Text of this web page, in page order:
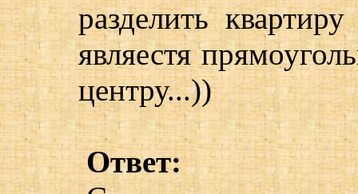
разделить
являестя
центру...))
Ответ: